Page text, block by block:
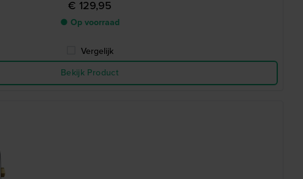
€ 129,95
● Op voorraad
Vergelijk
Bekijk Product